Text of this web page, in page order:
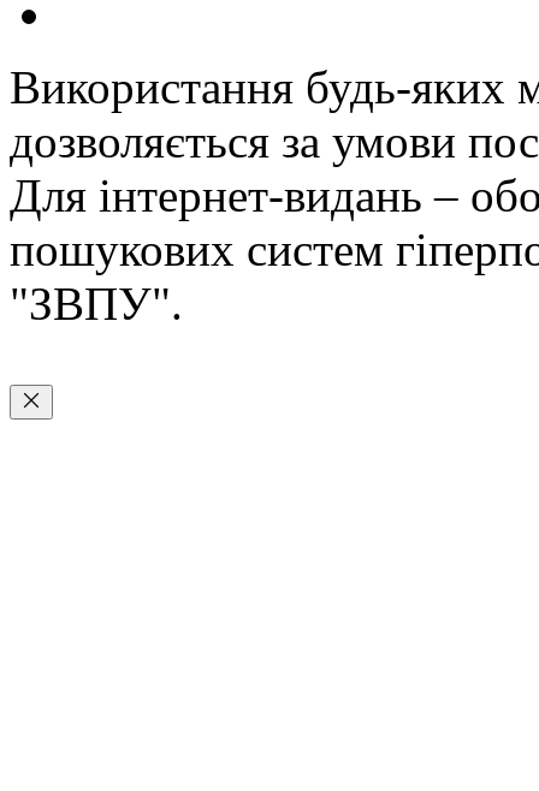
Використання будь-яких
дозволяється за умови
Для інтернет-видань –
пошукових систем
"ЗВПУ".